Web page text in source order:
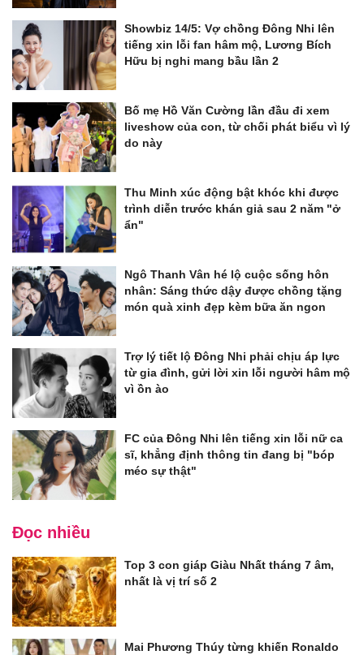
Showbiz 14/5: Vợ chồng Đông Nhi lên
tiếng xin lỗi fan hâm mộ, Lương Bích
Hữu bị nghi mang bầu lần 2
Bố mẹ Hồ Văn Cường lần đầu đi xem
liveshow của con, từ chối phát biểu vì lý
do này
Thu Minh xúc động bật khóc khi được
trình diễn trước khán giả sau 2 năm "ở
ẩn"
Ngô Thanh Vân hé lộ cuộc sống hôn
nhân: Sáng thức dậy được chồng tặng
món quà xinh đẹp kèm bữa ăn ngon
Trợ lý tiết lộ Đông Nhi phải chịu áp lực
từ gia đình, gửi lời xin lỗi người hâm mộ
vì ồn ào
FC của Đông Nhi lên tiếng xin lỗi nữ ca
sĩ, khẳng định thông tin đang bị "bóp
méo sự thật"
Đọc nhiều
Top 3 con giáp Giàu Nhất tháng 7 âm,
nhất là vị trí số 2
Mai Phương Thúy từng khiến Ronaldo